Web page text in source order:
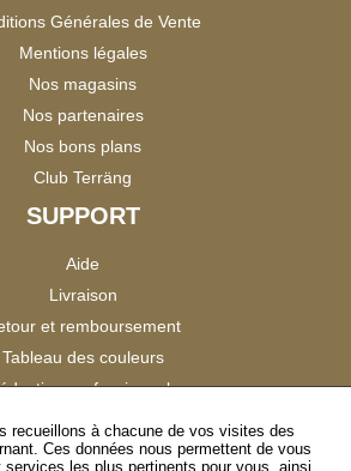
Générales de Vente
Mentions légales
Nos magasins
Nos partenaires
Nos bons plans
Club Terräng
SUPPORT
Aide
Livraison
et remboursement
Tableau des couleurs
professionnels
Satisfaction Clients
recueillons à chacune de vos visites des
Ces données nous permettent de vous
services les plus pertinents pour vous, ainsi